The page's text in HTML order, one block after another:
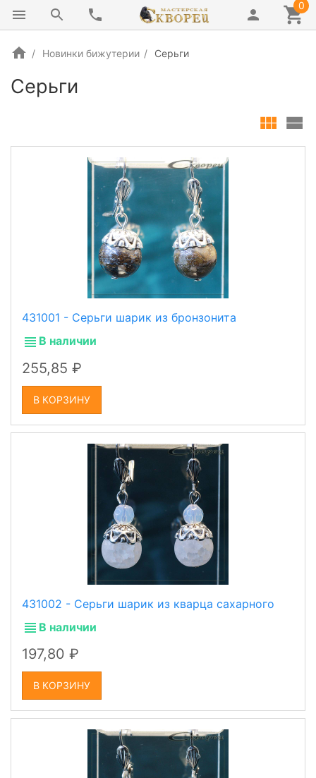
0
Новинки бижутерии Серьги
Серьги
431001 - Серьги шарик из бронзонита
В наличии
255,85
В КОРЗИНУ
431002 - Серьги шарик из кварца сахарного
В наличии
197,80
В КОРЗИНУ